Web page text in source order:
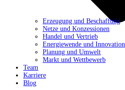
Erzeugung und Beschaffung
Netze und Konzessionen
Handel und Vertrieb
Energiewende und Innovation
Planung und Umwelt
Markt und Wettbewerb
Team
Karriere
Blog